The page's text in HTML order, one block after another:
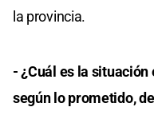
la provincia.
- ¿Cuál es la
según lo prometido,